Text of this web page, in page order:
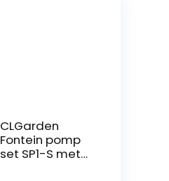
CLGarden
Fontein pomp
set SP1-S met